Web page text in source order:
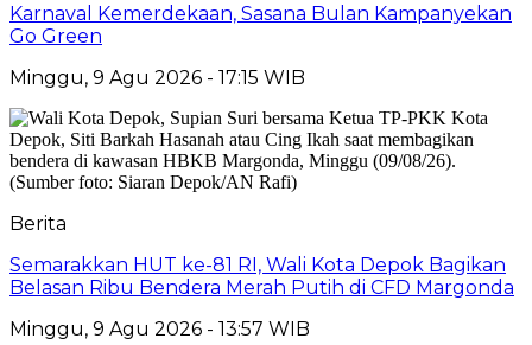
Karnaval Kemerdekaan, Sasana Bulan Kampanyekan
Go Green
Minggu, 9 Agu 2026 - 17:15 WIB
Berita
Semarakkan HUT ke-81 RI, Wali Kota Depok Bagikan
Belasan Ribu Bendera Merah Putih di CFD Margonda
Minggu, 9 Agu 2026 - 13:57 WIB